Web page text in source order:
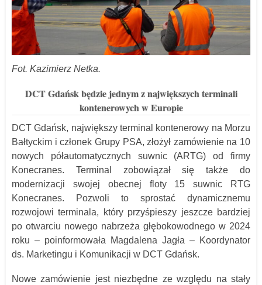
Fot. Kazimierz Netka.
DCT Gdańsk będzie jednym z największych terminali
kontenerowych w Europie
DCT Gdańsk, największy terminal kontenerowy na Morzu
Bałtyckim i członek Grupy PSA, złożył zamówienie na 10
nowych półautomatycznych suwnic (ARTG) od firmy
Konecranes. Terminal zobowiązał się także do
modernizacji swojej obecnej floty 15 suwnic RTG
Konecranes. Pozwoli to sprostać dynamicznemu
rozwojowi terminala, który przyśpieszy jeszcze bardziej
po otwarciu nowego nabrzeża głębokowodnego w 2024
roku – poinformowała Magdalena Jagła – Koordynator
ds. Marketingu i Komunikacji w DCT Gdańsk.
Nowe zamówienie jest niezbędne ze względu na stały